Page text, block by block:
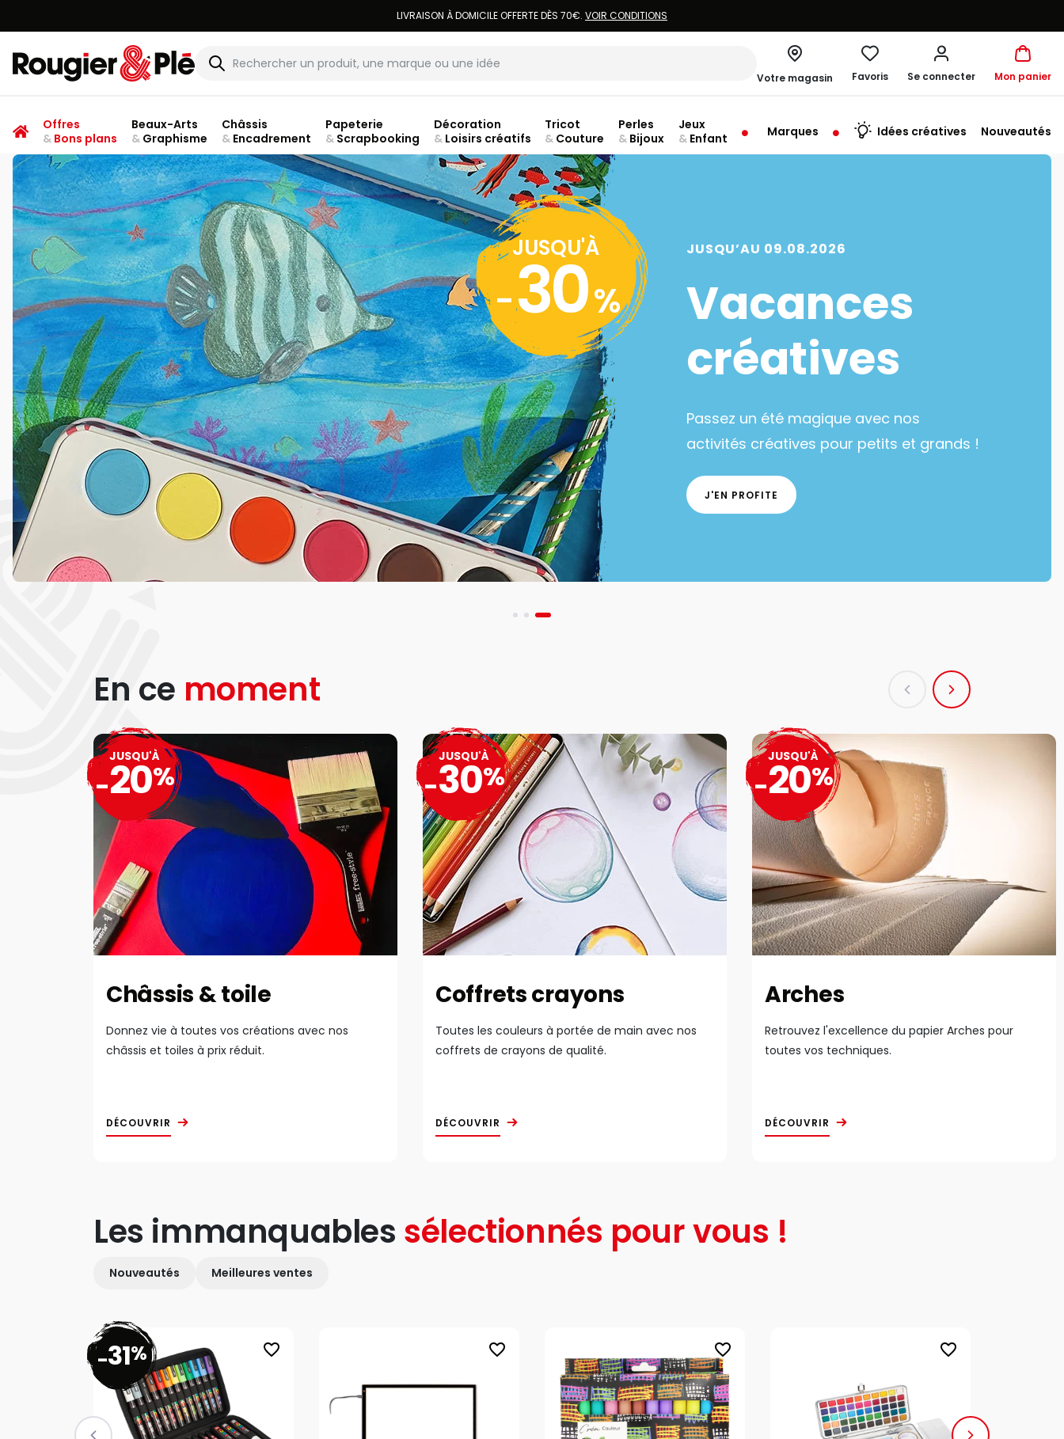
LIVRAISON À DOMICILE OFFERTE DÈS 70€. VOIR CONDITIONS
Rougier & Plé
Votre magasin Favoris Se connecter Mon panier
Offres
&Bons plans
Beaux-Arts
&Graphisme
Châssis
&Encadrement
Papeterie
&Scrapbooking
Décoration
&Loisirs créatifs
Tricot
& Couture
Perles
& Bijoux
Jeux
& Enfant Marques Idées créatives Nouveautés
JUSQU'À
-30%
JUSQU’AU 09.08.2026
Vacances
créatives
Passez un été magique avec nos
activités créatives pour petits et grands !
J'EN PROFITE
En ce moment
Châssis & toile
Donnez vie à toutes vos créations avec nos
châssis et toiles à prix réduit.
DÉCOUVRIR
JUSQU'À
-20%
Coffrets crayons
Toutes les couleurs à portée de main avec nos
coffrets de crayons de qualité.
DÉCOUVRIR
JUSQU'À
-30%
Arches
Retrouvez l'excellence du papier Arches pour
toutes vos techniques.
DÉCOUVRIR
JUSQU'À
-20%
Les immanquables sélectionnés pour vous !
Nouveautés Meilleures ventes
favorite_border
-31% favorite_border favorite_border favorite_border